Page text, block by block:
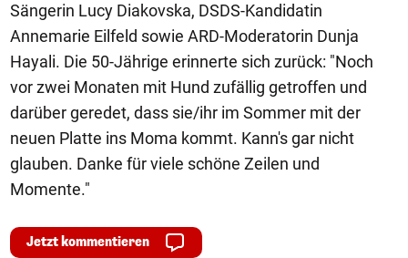
Sängerin Lucy Diakovska, DSDS-Kandidatin
Annemarie Eilfeld sowie ARD-Moderatorin Dunja
Hayali. Die 50-Jährige erinnerte sich zurück: "Noch
vor zwei Monaten mit Hund zufällig getroffen und
darüber geredet, dass sie/ihr im Sommer mit der
neuen Platte ins Moma kommt. Kann's gar nicht
glauben. Danke für viele schöne Zeilen und
Momente."
Jetzt kommentieren